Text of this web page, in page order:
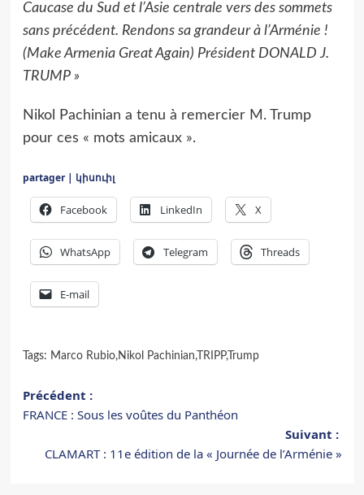
Caucase du Sud et l’Asie centrale vers des sommets
sans précédent. Rendons sa grandeur à l’Arménie !
(Make Armenia Great Again) Président DONALD J.
TRUMP »
Nikol Pachinian a tenu à remercier M. Trump
pour ces « mots amicaux ».
partager | կիսուիլ
Facebook LinkedIn X
WhatsApp Telegram Threads
E-mail
Tags: Marco Rubio,Nikol Pachinian,TRIPP,Trump
Navigation
Précédent :
FRANCE : Sous les voûtes du Panthéon
Suivant :
CLAMART : 11e édition de la « Journée de l’Arménie »